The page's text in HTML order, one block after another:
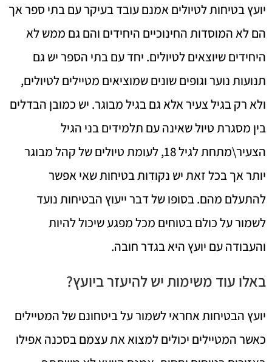
יועץ בטיחות לטיולים אמנם עובד בעיקר עם בתי ספר אך
הם לא המוסדות החינוכיים היחידים והם גם ממש לא
היחידים שיוצאים לטיולים. יחד עם בתי הספר יש גם
תנועות נוער וגופים שונים שמוציאים מטיילים לטיולים,
ולא רק בגיל צעיר אלא גם בגיל מבוגר. יש כמובן הבדלים
בין מסגרת טיול שאינה עם תלמידים בני הגיל
הצעיר\מתחת לגיל 18, לעומת טיולים של קהל מבוגר
יותר אך בכל זאת יש נקודות בטיחות שאי אפשר
להתעלם מהם. בסופו של דבר ייעוץ הבטיחות נועד
לשמור על כולם בטוחים מכל מפגע שיכול להיות
והעבודה עם יועץ היא בגדר חובה.
באלו עוד משימות יש להיעזר ביועץ?
יועץ הבטיחות אחראי לשמור על ביטחונם של המטיילים
כאשר המטיילים יכולים למצוא את עצמם בסכנה אפילו